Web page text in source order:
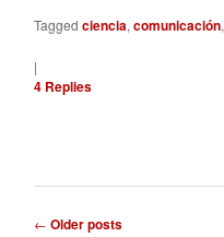
Tagged ciencia, comunicación,
|
4Replies
Post
← Older posts